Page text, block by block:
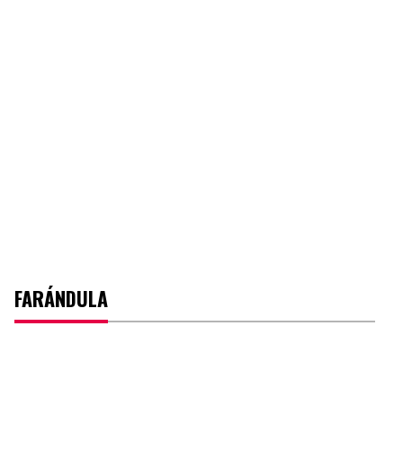
FARÁNDULA